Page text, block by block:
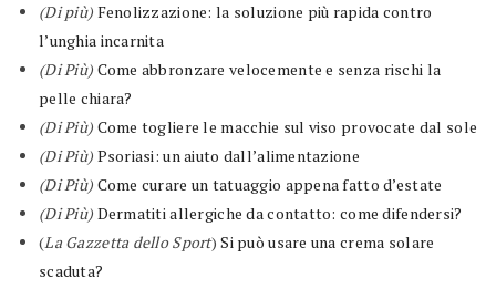
(Di più) Fenolizzazione: la soluzione più rapida contro
l’unghia incarnita
(Di Più) Come abbronzare velocemente e senza rischi la
pelle chiara?
(Di Più) Come togliere le macchie sul viso provocate dal sole
(Di Più) Psoriasi: un aiuto dall’alimentazione
(Di Più) Come curare un tatuaggio appena fatto d’estate
(Di Più) Dermatiti allergiche da contatto: come difendersi?
(La Gazzetta dello Sport)Si può usare una crema solare
scaduta?